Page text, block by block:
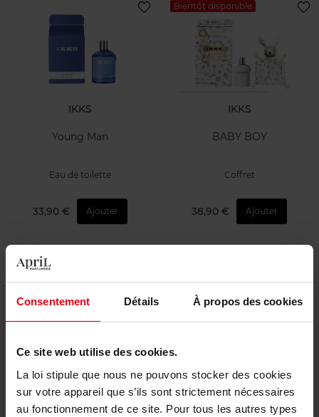
Consentement Détails À propos des cookies
Ce site web utilise des cookies.
La loi stipule que nous ne pouvons stocker des cookies
sur votre appareil que s’ils sont strictement nécessaires
au fonctionnement de ce site. Pour tous les autres types
IKKS
Young Man
Eau de toilette
33,90 € Ajouter
Bientôt disponible
IKKS
BABY BOY
Coffret
38,90 € Ajouter
Bientôt disponible
IKKS
BABY GIRLS BE FREE SPIRIT